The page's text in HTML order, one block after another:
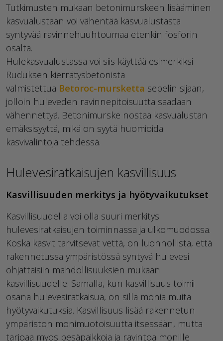
Tutkimusten mukaan betonimurskeen lisääminen
kasvualustaan voi vähentää kasvualustasta
syntyvää ravinnehuuhtoumaa etenkin fosforin
osalta.
Hulekasvualustassa voi siis käyttää esimerkiksi
Ruduksen kierrätysbetonista
valmistettua Betoroc-mursketta sepelin sijaan,
jolloin huleveden ravinnepitoisuutta saadaan
vähennettyä. Betonimurske nostaa kasvualustan
emäksisyyttä, mikä on syytä huomioida
kasvivalintoja tehdessä.
Hulevesiratkaisujen kasvillisuus
Kasvillisuuden merkitys ja hyötyvaikutukset
Kasvillisuudella voi olla suuri merkitys
hulevesiratkaisujen toiminnassa ja ulkomuodossa.
Koska kasvit tarvitsevat vettä, on luonnollista, että
rakennetussa ympäristössä syntyvä hulevesi
ohjattaisiin mahdollisuuksien mukaan
kasvillisuudelle. Samalla, kun kasvillisuus toimii
osana hulevesiratkaisua, on sillä monia muita
hyötyvaikutuksia. Kasvillisuus lisää rakennetun
ympäristön monimuotoisuutta itsessään, mutta
tarjoaa myös pesäpaikkoja ja ravintoa monille